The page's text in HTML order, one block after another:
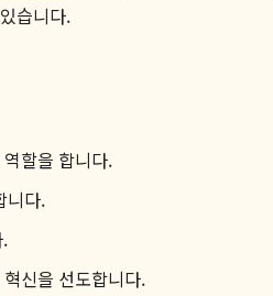
습니다.
할을 합니다.
니다.
신을 선도합니다.